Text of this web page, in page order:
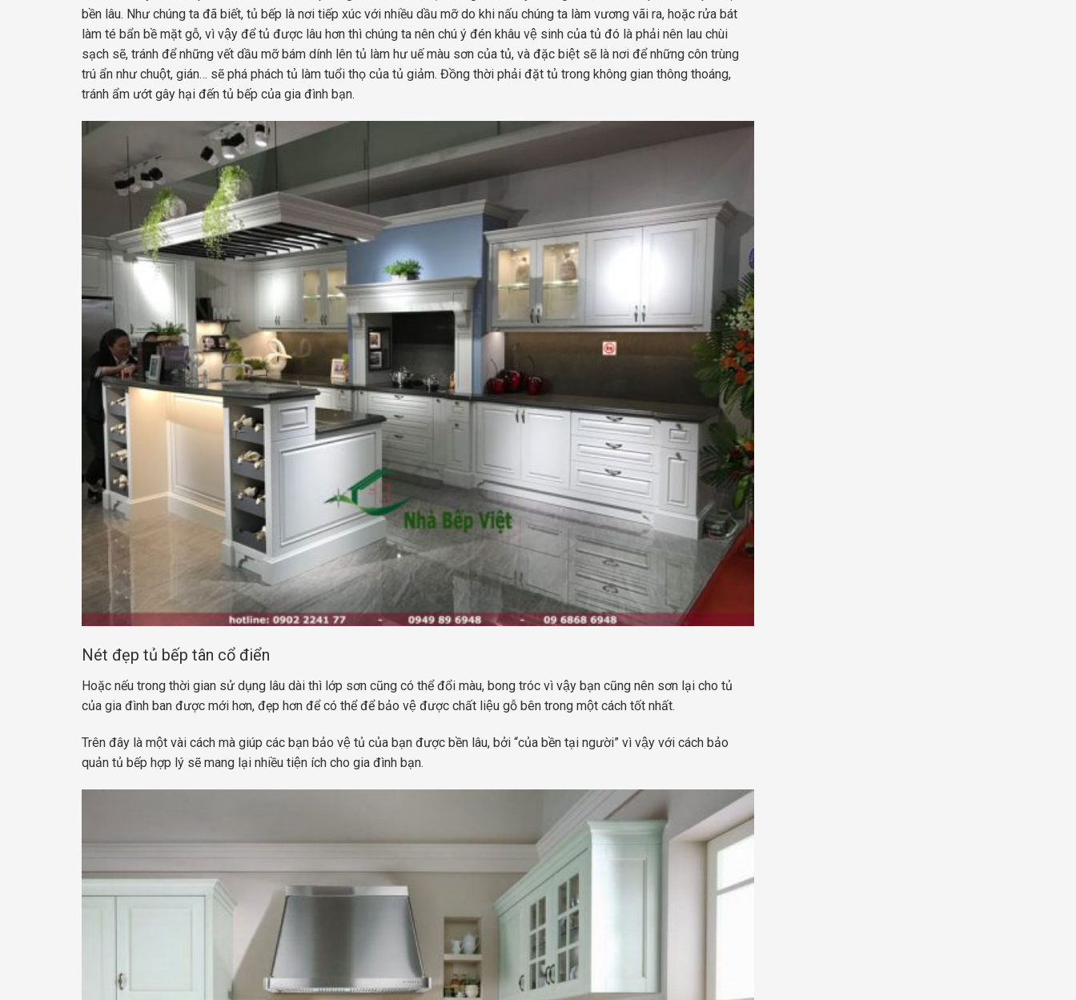
bền lâu. Như chúng ta đã biết, tủ bếp là nơi tiếp xúc với nhiều dầu mỡ do khi nấu chúng ta làm vương vãi ra, hoặc rửa bát
làm té bẩn bề mặt gỗ, vì vậy để tủ được lâu hơn thì chúng ta nên chú ý đén khâu vệ sinh của tủ đó là phải nên lau chùi
sạch sẽ, tránh để những vết dầu mỡ bám dính lên tủ làm hư uế màu sơn của tủ, và đặc biệt sẽ là nơi để những côn trùng
trú ẩn như chuột, gián… sẽ phá phách tủ làm tuổi thọ của tủ giảm. Đồng thời phải đặt tủ trong không gian thông thoáng,
tránh ẩm ướt gây hại đến tủ bếp của gia đình bạn.
Nét đẹp tủ bếp tân cổ điển
Hoặc nếu trong thời gian sử dụng lâu dài thì lớp sơn cũng có thể đổi màu, bong tróc vì vậy bạn cũng nên sơn lại cho tủ
của gia đình ban được mới hơn, đẹp hơn để có thể để bảo vệ được chất liệu gỗ bên trong một cách tốt nhất.
Trên đây là một vài cách mà giúp các bạn bảo vệ tủ của bạn được bền lâu, bởi “của bền tại người” vì vậy với cách bảo
quản tủ bếp hợp lý sẽ mang lại nhiều tiện ích cho gia đình bạn.